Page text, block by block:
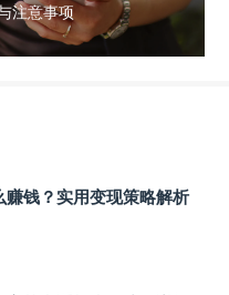
注意事项
赚钱？实用变现策略解析